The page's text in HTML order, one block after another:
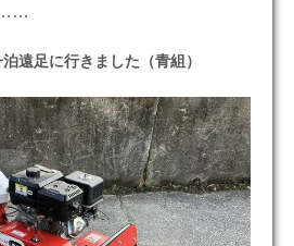
……
遠足に行きました（青組）